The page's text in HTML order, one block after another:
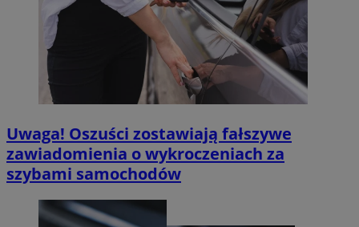
Uwaga! Oszuści zostawiają fałszywe
zawiadomienia o wykroczeniach za
szybami samochodów